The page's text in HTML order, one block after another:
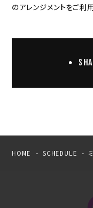
のアレンジメントをご利用
HOME SCHEDULE